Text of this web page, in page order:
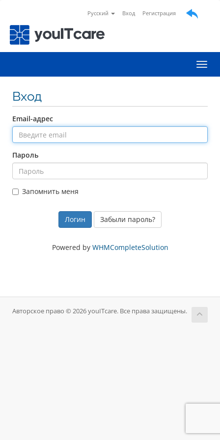
Русский Вход Регистрация
Вход
Email-адрес
Пароль
Запомнить меня
Забыли пароль?
Powered by WHMCompleteSolution
Авторское право © 2026 youITcare. Все права защищены.